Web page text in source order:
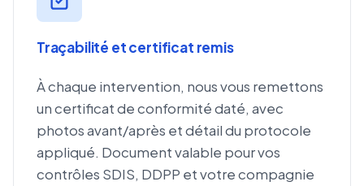
Traçabilité et certificat remis
À chaque intervention, nous vous remettons
un certificat de conformité daté, avec
photos avant/après et détail du protocole
appliqué. Document valable pour vos
contrôles SDIS, DDPP et votre compagnie